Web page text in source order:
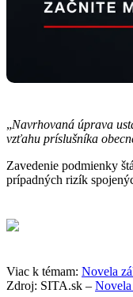
„Navrhovaná úprava
vzťahu príslušníka
Zavedenie podmienky
prípadných rizík
Viac k témam: Novela
Zdroj: SITA.sk –